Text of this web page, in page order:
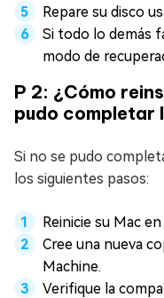
Repare su disco
Si todo lo demás
modo de
P 2: ¿Cómo
pudo completar
Si no se pudo
los siguientes pasos:
Reinicie su Mac
Cree una nueva
Machine.
Verifique la